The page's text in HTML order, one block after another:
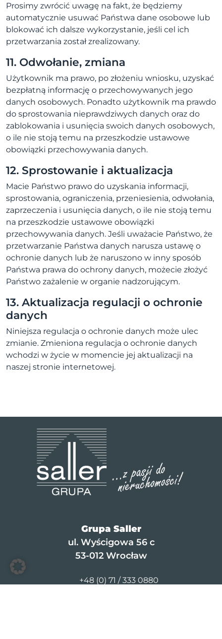
Prosimy zwrócić uwagę na fakt, że będziemy
automatycznie usuwać Państwa dane osobowe lub
blokować ich dalsze wykorzystanie, jeśli cel ich
przetwarzania został zrealizowany.
11. Odwołanie, zmiana
Użytkownik ma prawo, po złożeniu wniosku, uzyskać
bezpłatną informację o przechowywanych jego
danych osobowych. Ponadto użytkownik ma prawdo
do sprostowania nieprawdziwych danych oraz do
zablokowania i usunięcia swoich danych osobowych,
o ile nie stoją temu na przeszkodzie ustawowe
obowiązki przechowywania danych.
12. Sprostowanie i aktualizacja
Macie Państwo prawo do uzyskania informacji,
sprostowania, ograniczenia, przeniesienia, odwołania,
zaprzeczenia i usunięcia danych, o ile nie stoją temu
na przeszkodzie ustawowe obowiązki
przechowywania danych. Jeśli uważacie Państwo, że
przetwarzanie Państwa danych narusza ustawę o
ochronie danych lub że naruszono w inny sposób
Państwa prawa do ochrony danych, możecie złożyć
Państwo zażalenie w organie nadzorującym.
13. Aktualizacja regulacji o ochronie
danych
Niniejsza regulacja o ochronie danych może ulec
zmianie. Zmieniona regulacja o ochronie danych
wchodzi w życie w momencie jej aktualizacji na
naszej stronie internetowej.
Grupa Saller
ul. Wyścigowa 56 c
53-012 Wrocław
+48 (0) 71 / 333 0880